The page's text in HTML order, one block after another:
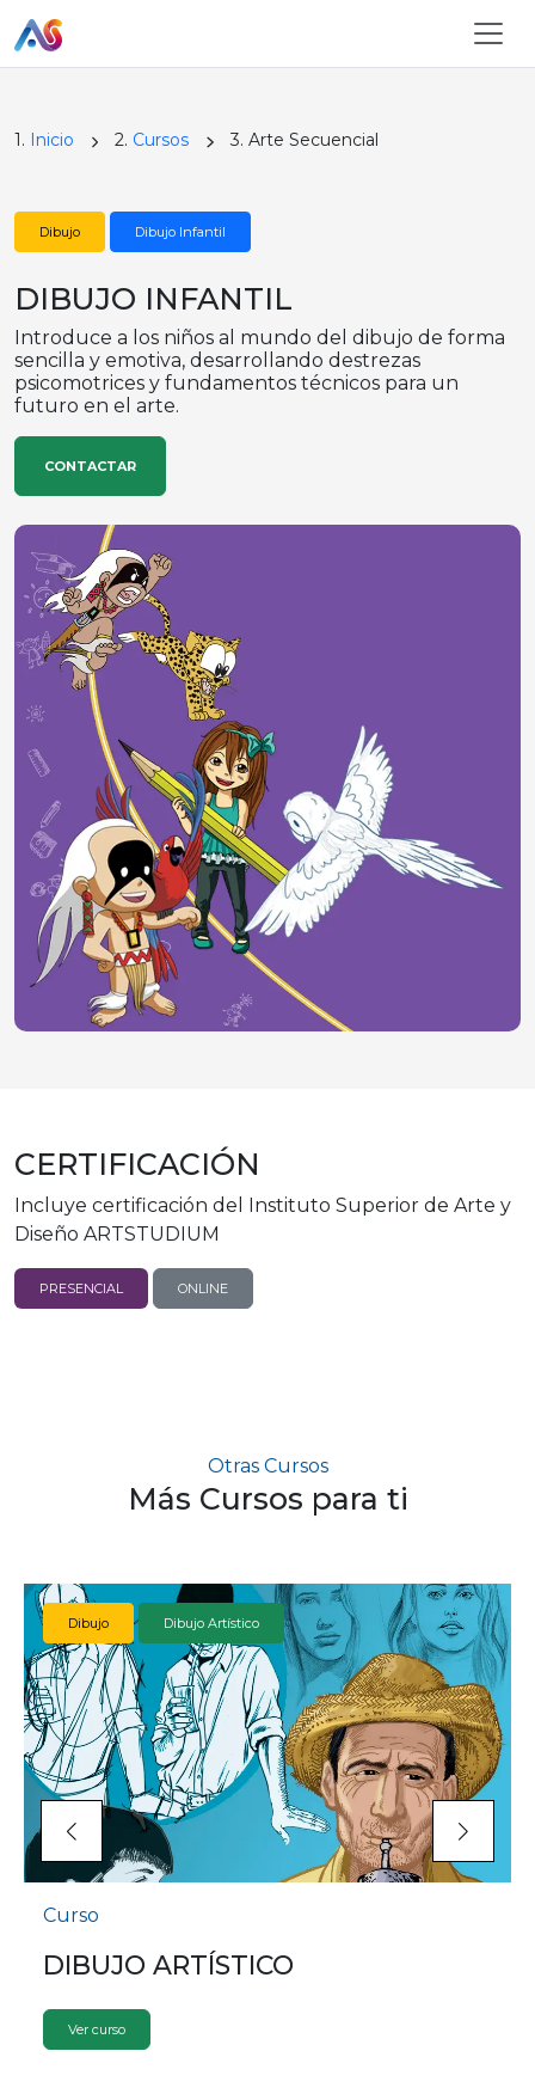
1. Inicio 2. Cursos 3. Arte Secuencial
Dibujo Dibujo Infantil
DIBUJO INFANTIL
Introduce a los niños al mundo del dibujo de forma
sencilla y emotiva, desarrollando destrezas
psicomotrices y fundamentos técnicos para un
futuro en el arte.
CONTACTAR
CERTIFICACIÓN
Incluye certificación del Instituto Superior de Arte y
Diseño ARTSTUDIUM
PRESENCIAL ONLINE
Otras Cursos
Más Cursos para ti
Dibujo Dibujo Artístico
Curso
DIBUJO ARTÍSTICO
Ver curso